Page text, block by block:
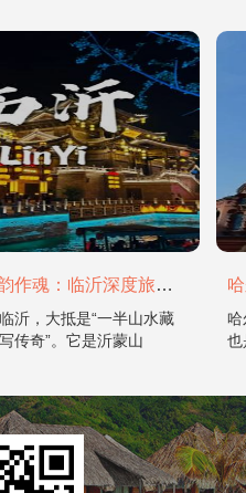
山水为骨，红韵作魂：临沂深度旅游攻略
沂，大抵是“一半山水藏
传奇”。它是沂蒙山
哈
也